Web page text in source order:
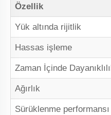
Özellik
Yük altında rijitlik
Hassas işleme
Zaman İçinde
Ağırlık
Sürüklenme performansı